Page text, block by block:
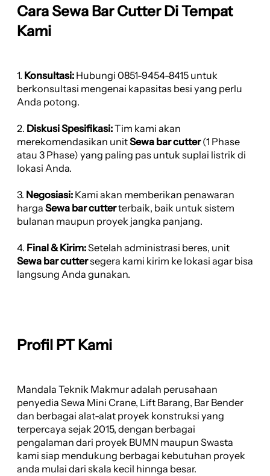
Cara Sewa Bar Cutter Di Tempat
Kami
1. Konsultasi: Hubungi 0851-9454-8415 untuk
berkonsultasi mengenai kapasitas besi yang perlu
Anda potong.
2. Diskusi Spesifikasi:Tim kami akan
merekomendasikan unitSewa bar cutter(1 Phase
atau 3 Phase) yang paling pas untuk suplai listrik di
lokasi Anda.
3. Negosiasi: Kami akan memberikan penawaran
harga Sewa bar cutterterbaik, baik untuk sistem
bulanan maupun proyek jangka panjang.
4. Final & Kirim:Setelah administrasi beres, unit
Sewa bar cuttersegera kami kirim ke lokasi agar bisa
langsung Anda gunakan.
Profil PT Kami
Mandala Teknik Makmur adalah perusahaan
penyedia Sewa Mini Crane, Lift Barang, Bar Bender
dan berbagai alat-alat proyek konstruksi yang
terpercaya sejak 2015, dengan berbagai
pengalaman dari proyek BUMN maupun Swasta
kami siap mendukung berbagai kebutuhan proyek
anda mulai dari skala kecil hinnga besar.